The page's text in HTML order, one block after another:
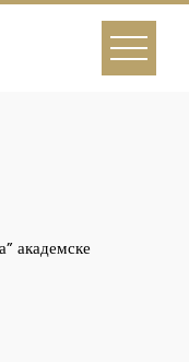
академске